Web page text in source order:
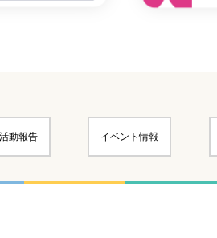
活動報告 イベント情報